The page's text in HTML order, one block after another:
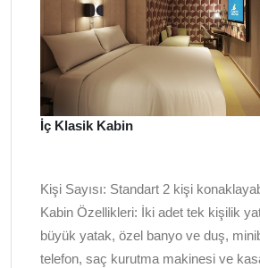
İç Klasik Kabin
Kişi Sayısı: Standart 2 kişi
Kabin Özellikleri: İki adet tek kişilik
büyük yatak, özel banyo ve duş,
telefon, saç kurutma makinesi ve